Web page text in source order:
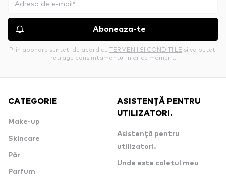
Aboneaza-te
Prin abonare sunteti de acord cu TERMENII SI CONDITIILE si va puteti
retrage consimtamantul in orice moment.
CATEGORIE
Make-up
Skincare
Păr
Parfum
ASISTENȚĂ PENTRU
UTILIZATORI.
Asistență pentru
utilizatori.
Unde este coletul meu